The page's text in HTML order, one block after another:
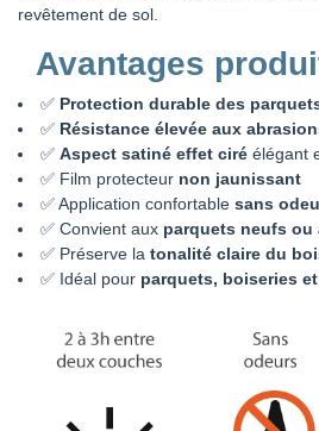
revêtement de sol.
Avantages
✅ Protection durable des
✅ Résistance élevée aux
✅ Aspect satiné effet ciré élégant
✅ Film protecteur non jaunissant
✅ Application confortable sans
✅ Convient aux parquets neufs ou
✅ Préserve la tonalité claire du
✅ Idéal pour parquets, boiseries